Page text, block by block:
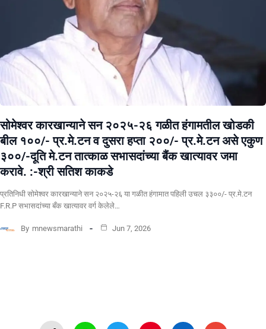
सोमेश्वर कारखान्याने सन २०२५-२६ गळीत हंगामतील खोडकी
बील १००/- प्र.मे.टन व दुसरा हप्ता २००/- प्र.मे.टन असे एकुण
३००/-दूति मे.टन तात्काळ सभासदांच्या बैंक खात्यावर जमा
करावे. :-श्री सतिश काकडे
प्रतिनिधी सोमेश्वर कारखान्याने सन २०२५-२६ या गळीत हंगामात पहिली उचल ३३००/- प्र.मे.टन
F.R.P सभासदांच्या बँक खात्यावर वर्ग केलेले…
By mnewsmarathi Jun 7, 2026